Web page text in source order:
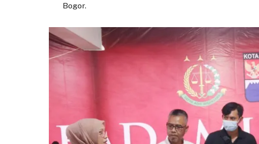
Bogor.